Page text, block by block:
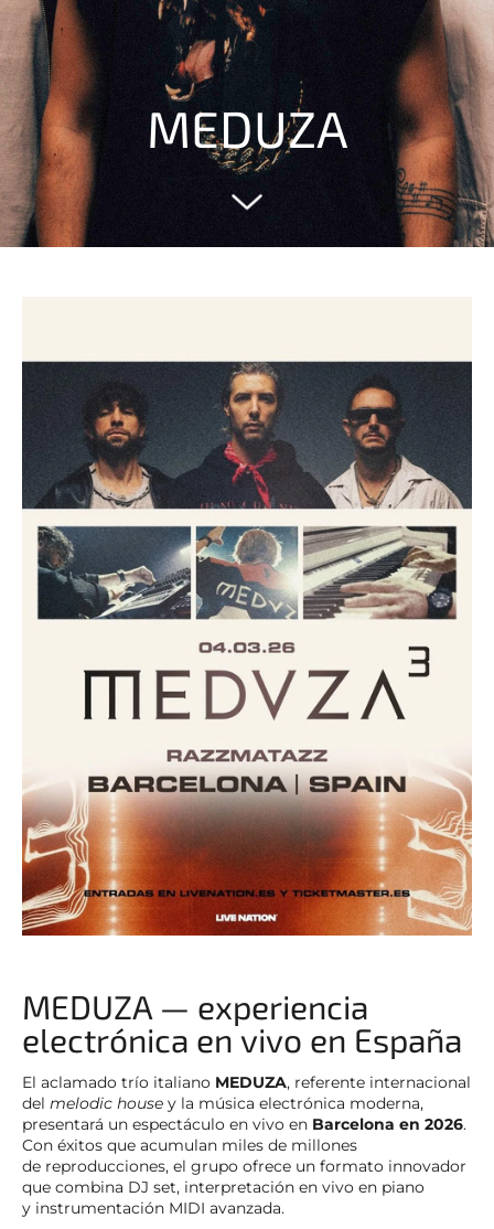
MEDUZA
MEDUZA — experiencia
electrónica en vivo en España
El aclamado trío italiano MEDUZA, referente internacional
del melodic house y la música electrónica moderna,
presentará un espectáculo en vivo en Barcelona en 2026.
Con éxitos que acumulan miles de millones
de reproducciones, el grupo ofrece un formato innovador
que combina DJ set, interpretación en vivo en piano
y instrumentación MIDI avanzada.